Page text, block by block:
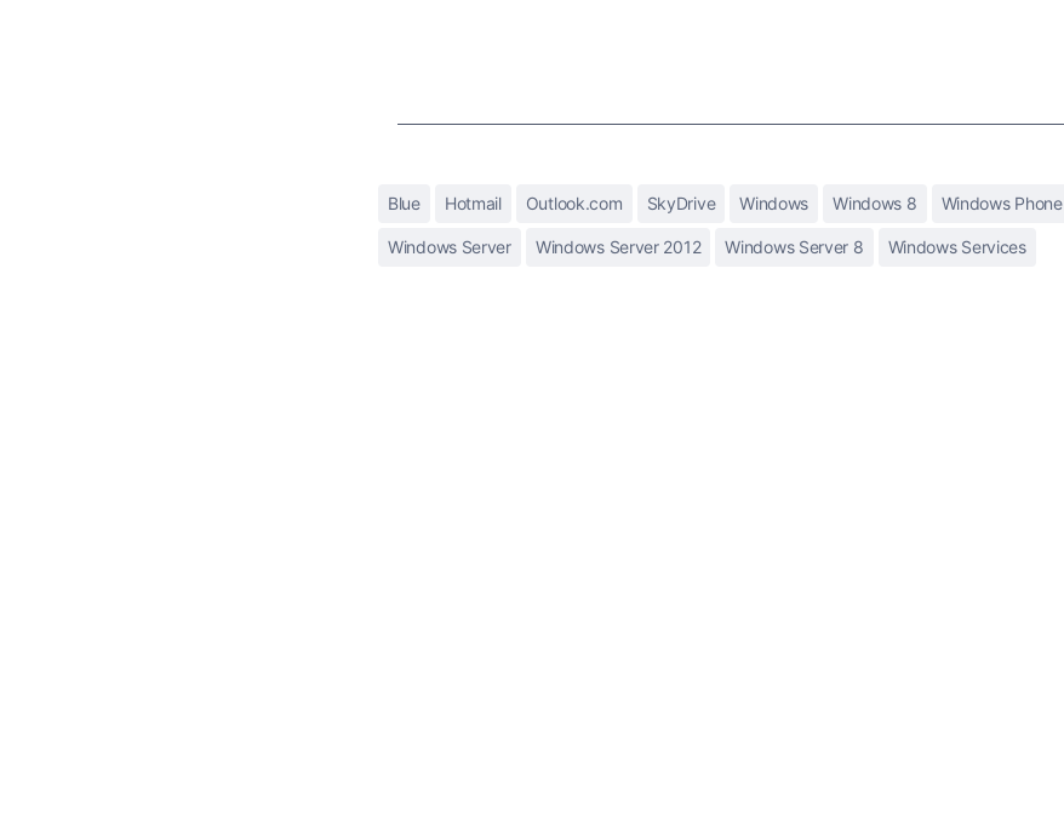
Blue Hotmail Outlook.com SkyDrive Windows Windows 8 Windows Phone
Windows Server Windows Server 2012 Windows Server 8 Windows Services